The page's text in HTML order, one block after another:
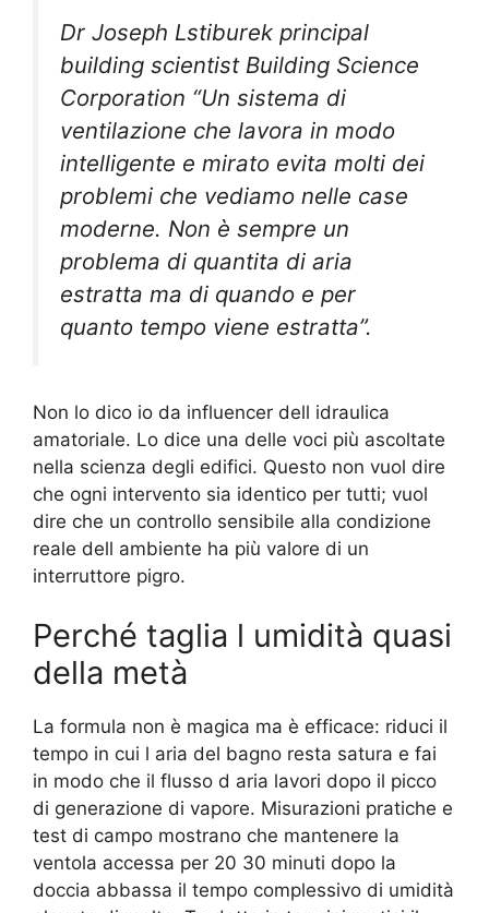
Dr Joseph Lstiburek principal
building scientist Building Science
Corporation “Un sistema di
ventilazione che lavora in modo
intelligente e mirato evita molti dei
problemi che vediamo nelle case
moderne. Non è sempre un
problema di quantita di aria
estratta ma di quando e per
quanto tempo viene estratta”.
Non lo dico io da influencer dell idraulica
amatoriale. Lo dice una delle voci più ascoltate
nella scienza degli edifici. Questo non vuol dire
che ogni intervento sia identico per tutti; vuol
dire che un controllo sensibile alla condizione
reale dell ambiente ha più valore di un
interruttore pigro.
Perché taglia l umidità quasi
della metà
La formula non è magica ma è efficace: riduci il
tempo in cui l aria del bagno resta satura e fai
in modo che il flusso d aria lavori dopo il picco
di generazione di vapore. Misurazioni pratiche e
test di campo mostrano che mantenere la
ventola accessa per 20 30 minuti dopo la
doccia abbassa il tempo complessivo di umidità